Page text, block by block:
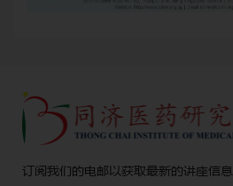
订阅我们的电邮以获取最新的讲座信息